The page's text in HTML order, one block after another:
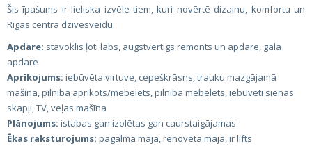
Šis īpašums ir lieliska izvēle tiem, kuri novērtē dizainu, komfortu un
Rīgas centra dzīvesveidu.
Apdare: stāvoklis ļoti labs, augstvērtīgs remonts un apdare, gala
apdare
Aprīkojums: iebūvēta virtuve, cepeškrāsns, trauku mazgājamā
mašīna, pilnībā aprīkots/mēbelēts, pilnībā mēbelēts, iebūvēti sienas
skapji, TV, veļas mašīna
Plānojums: istabas gan izolētas gan caurstaigājamas
Ēkas raksturojums: pagalma māja, renovēta māja, ir lifts